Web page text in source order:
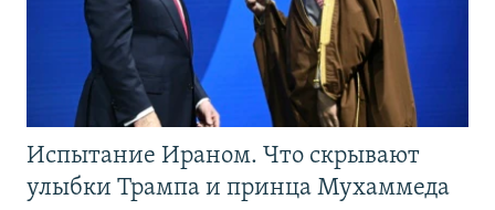
Испытание Ираном. Что скрывают
улыбки Трампа и принца Мухаммеда